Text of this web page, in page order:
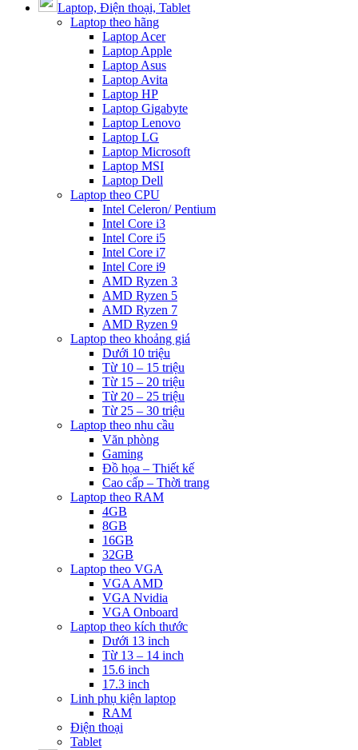
Laptop, Điện thoại, Tablet
Laptop theo hãng
Laptop Acer
Laptop Apple
Laptop Asus
Laptop Avita
Laptop HP
Laptop Gigabyte
Laptop Lenovo
Laptop LG
Laptop Microsoft
Laptop MSI
Laptop Dell
Laptop theo CPU
Intel Celeron/ Pentium
Intel Core i3
Intel Core i5
Intel Core i7
Intel Core i9
AMD Ryzen 3
AMD Ryzen 5
AMD Ryzen 7
AMD Ryzen 9
Laptop theo khoảng giá
Dưới 10 triệu
Từ 10 – 15 triệu
Từ 15 – 20 triệu
Từ 20 – 25 triệu
Từ 25 – 30 triệu
Laptop theo nhu cầu
Văn phòng
Gaming
Đồ họa – Thiết kế
Cao cấp – Thời trang
Laptop theo RAM
4GB
8GB
16GB
32GB
Laptop theo VGA
VGA AMD
VGA Nvidia
VGA Onboard
Laptop theo kích thước
Dưới 13 inch
Từ 13 – 14 inch
15.6 inch
17.3 inch
Linh phụ kiện laptop
RAM
Điện thoại
Tablet